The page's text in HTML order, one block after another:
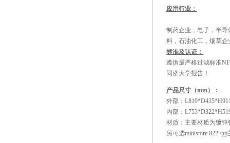
应用行业：
制药企业，电子，半
料，石油化工，烟草
标准及认证：
遵循最严格过滤标准
同济大学报告！
产品尺寸（mm）：
外部：
内部：
材质：主要材质为镀
另可选ministore 822 /